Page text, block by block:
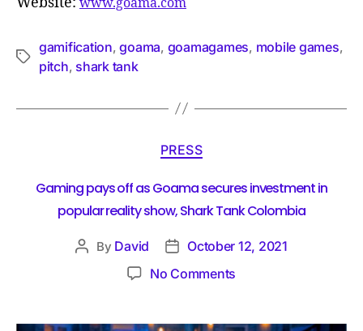
gamification,goama, goamagames, mobile games,
pitch, shark tank
PRESS
Gaming pays off as Goama secures investment in
popular reality show, Shark Tank Colombia
By David
October 12, 2021
No Comments